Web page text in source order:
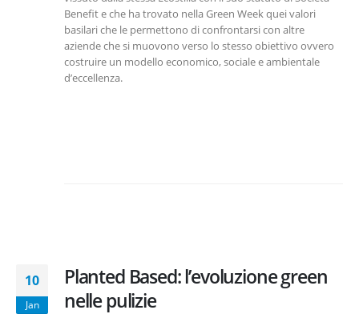
Benefit e che ha trovato nella Green Week quei valori
basilari che le permettono di confrontarsi con altre
aziende che si muovono verso lo stesso obiettivo ovvero
costruire un modello economico, sociale e ambientale
d’eccellenza.
10
Jan
Planted Based: l’evoluzione green
nelle pulizie